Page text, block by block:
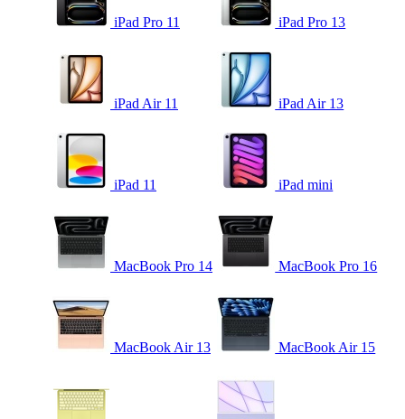
iPad Pro 11 iPad Pro 13
iPad Air 11 iPad Air 13
iPad 11 iPad mini
MacBook Pro 14 MacBook Pro 16
MacBook Air 13 MacBook Air 15